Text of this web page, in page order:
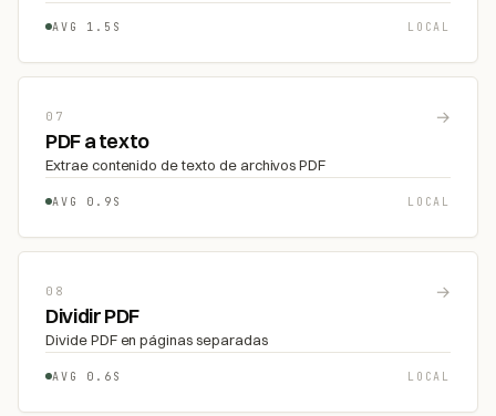
AVG 1.5S LOCAL
07 →
PDF a texto
Extrae contenido de texto de archivos PDF
AVG 0.9S LOCAL
08 →
Dividir PDF
Divide PDF en páginas separadas
AVG 0.6S LOCAL